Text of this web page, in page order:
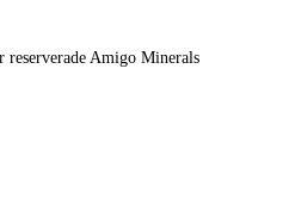
reserverade Amigo Minerals